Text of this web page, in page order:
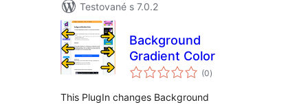
Testované s 7.0.2
Background
Gradient Color
(0celkové
hodnotenie
)
This PlugIn changes Background